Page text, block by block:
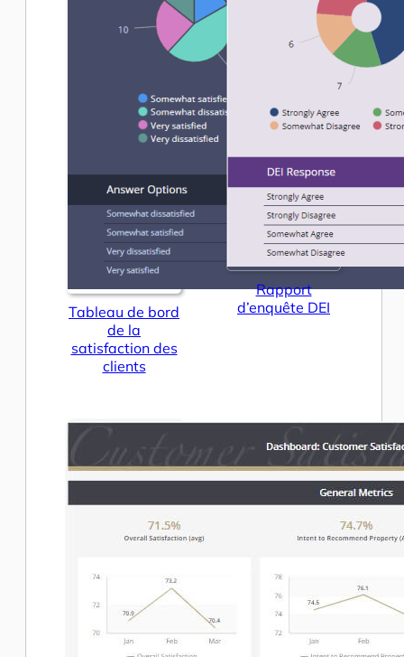
Tableau de bord
de la
satisfaction des
clients
Rapport
d’enquête DEI